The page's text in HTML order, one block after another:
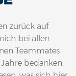
zurück auf
bei allen
Teammates
bedanken.